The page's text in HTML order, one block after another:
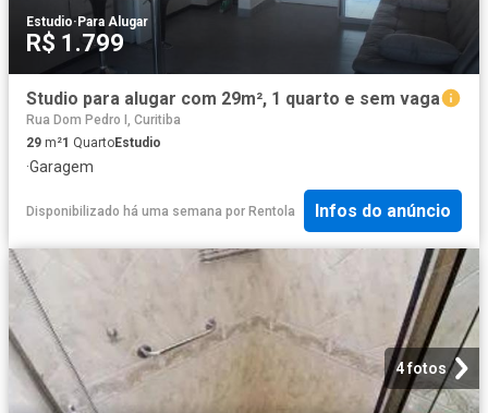
Estudio· Para Alugar
R$ 1.799
Studio para alugar com 29m², 1 quarto e sem vaga
Rua Dom Pedro I, Curitiba
29 m²1 QuartoEstudio
·Garagem
Disponibilizado há uma semana por Rentola Infos do anúncio
4 fotos